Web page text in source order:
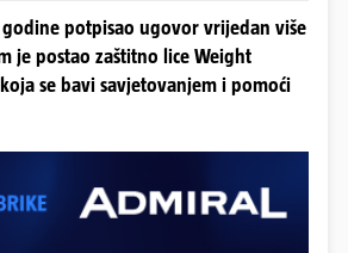
potpisao ugovor vrijedan više
je postao zaštitno lice Weight
se bavi savjetovanjem i pomoći